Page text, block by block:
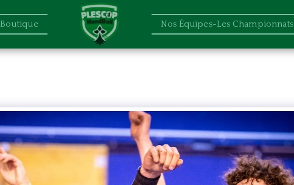
Boutique Nos Équipes-Les Championnats